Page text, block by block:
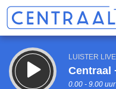
LUISTER
Centraal
0.00 - 9.00 uur